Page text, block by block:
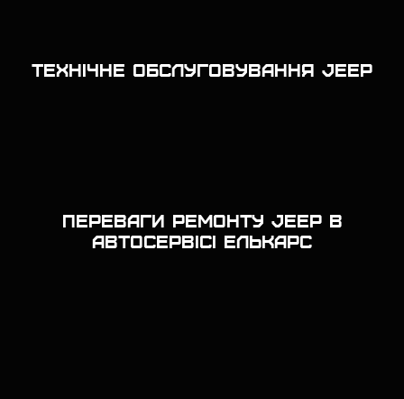
Технічне обслуговування Jeep
Переваги ремонту Jeep в
автосервісі Елькарс